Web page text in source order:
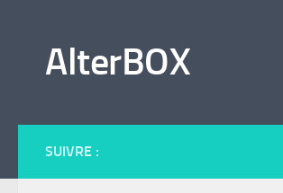
AlterBOX
SUIVRE :